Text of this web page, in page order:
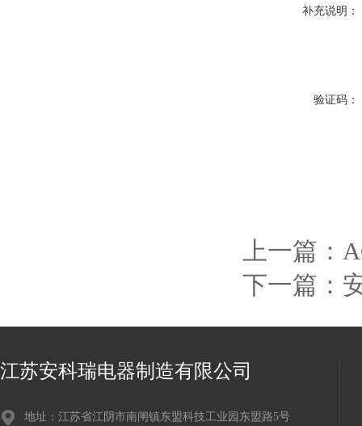
补充说明：
验证码：
上一篇：
下一篇：
江苏安科瑞电器制造有限公司
地址：江苏省江阴市南闸镇东盟科技工业园东盟路5号